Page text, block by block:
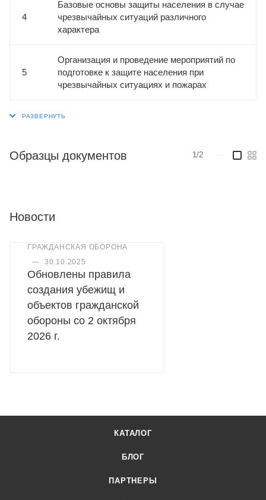
4
Базовые основы защиты населения в случае
чрезвычайных ситуаций различного
характера
5
Организация и проведение мероприятий по
подготовке к защите населения при
чрезвычайных ситуациях и пожарах
Образцы документов 1/2
Новости
ГРАЖДАНСКАЯ ОБОРОНА
—
30.10.2025
Обновлены правила
создания убежищ и
объектов гражданской
обороны со 2 октября
2026 г.
КАТАЛОГ
БЛОГ
ПАРТНЕРЫ